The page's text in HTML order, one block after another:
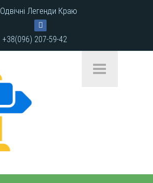
Одвічні Легенди Краю
+38(096) 207-59-42